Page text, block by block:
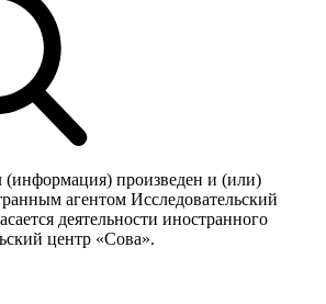
(информация) произведен и (или)
агентом Исследовательский
деятельности иностранного
центр «Сова».